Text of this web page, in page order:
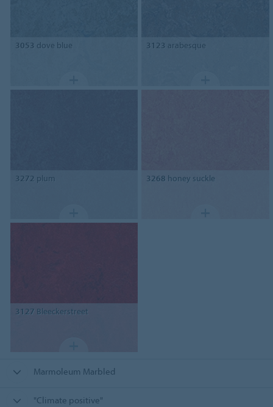
3053 dove blue 3123 arabesque
3272 plum 3268 honey suckle
3127 Bleeckerstreet
Marmoleum Marbled
"Climate positive"